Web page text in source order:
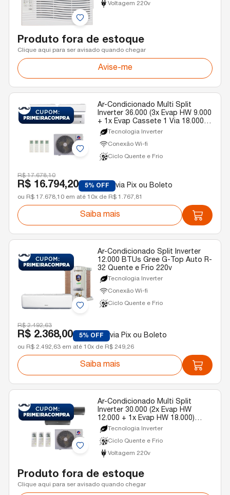
Voltagem 220v
Produto fora de estoque
Clique aqui para ser avisado quando chegar
Avise-me
Ar-Condicionado Multi Split
Inverter 36.000 (3x Evap HW 9.000
+ 1x Evap Cassete 1 Via 18.000)
Gree Quente/Frio R-32 220v
Tecnologia Inverter
Conexão Wi-fi
Ciclo Quente e Frio
R$ 17.678,10
R$ 16.794,20 5% OFF via Pix ou Boleto
ou R$ 17.678,10 em até 10x de R$ 1.767,81
Saiba mais
Ar-Condicionado Split Inverter
12.000 BTUs Gree G-Top Auto R-
32 Quente e Frio 220v
Tecnologia Inverter
Conexão Wi-fi
Ciclo Quente e Frio
R$ 2.492,63
R$ 2.368,00 5% OFF via Pix ou Boleto
ou R$ 2.492,63 em até 10x de R$ 249,26
Saiba mais
Ar-Condicionado Multi Split
Inverter 30.000 (2x Evap HW
12.000 + 1x Evap HW 18.000)
Gree Diamond Quente/Frio R-32
220v
Tecnologia Inverter
Ciclo Quente e Frio
Voltagem 220v
Produto fora de estoque
Clique aqui para ser avisado quando chegar